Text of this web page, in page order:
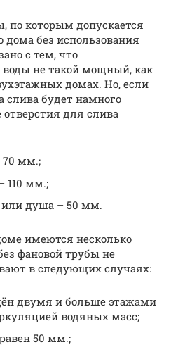
которым допускается
дома без использования
с тем, что
не такой мощный, как
домах. Но, если
слива будет намного
для слива
70 мм.;
110 мм.;
или душа – 50 мм.
имеются несколько
фановой трубы не
в следующих случаях:
двумя и больше этажами
водяных масс;
50 мм.;